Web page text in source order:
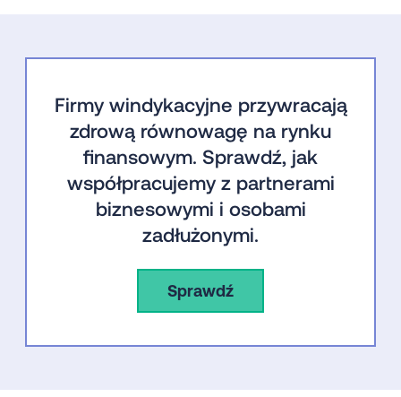
Firmy windykacyjne przywracają
zdrową równowagę na rynku
finansowym. Sprawdź, jak
współpracujemy z partnerami
biznesowymi i osobami
zadłużonymi.
Sprawdź